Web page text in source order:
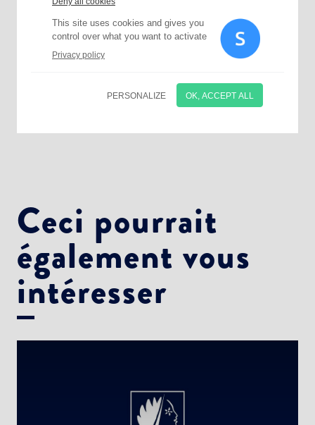
Ceci pourrait
également vous
intéresser